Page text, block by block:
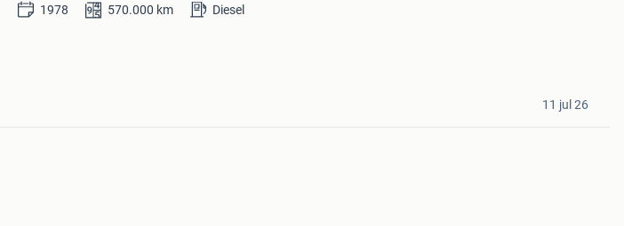
1978 570.000 km Diesel
11 jul 26